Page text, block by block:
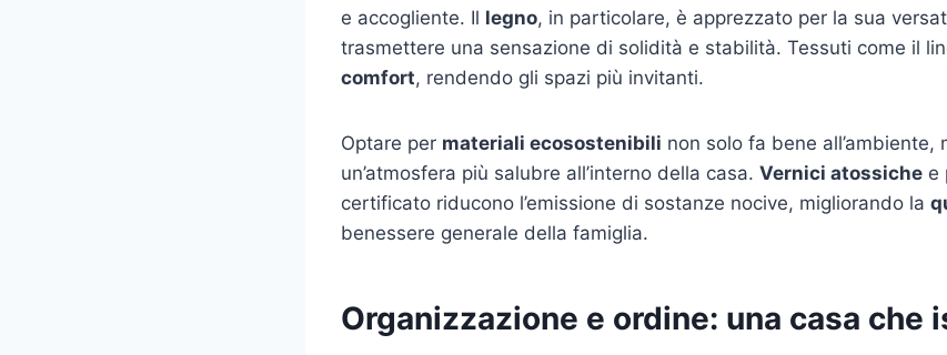
e accogliente. Il legno, in particolare, è apprezzato per la sua
trasmettere una sensazione di solidità e stabilità. Tessuti come il
comfort, rendendo gli spazi più invitanti.
Optare per materiali ecosostenibili non solo fa bene all’ambiente,
un’atmosfera più salubre all’interno della casa. Vernici atossiche e
certificato riducono l’emissione di sostanze nocive, migliorando la
benessere generale della famiglia.
Organizzazione e ordine: una casa che